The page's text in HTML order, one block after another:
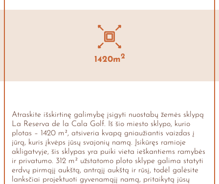
1420m2
Atraskite išskirtinę galimybę įsigyti nuostabų žemės sklypą
La Reserva de la Cala Golf. Iš šio miesto sklypo, kurio
plotas – 1420 m², atsiveria kvapą gniaužiantis vaizdas į
jūrą, kuris įkvėps jūsų svajonių namą. Įsikūręs ramioje
akligatvyje, šis sklypas yra puiki vieta ieškantiems ramybės
ir privatumo. 312 m² užstatomo ploto sklype galima statyti
erdvų pirmąjį aukštą, antrąjį aukštą ir rūsį, todėl galėsite
lanksčiai projektuoti gyvenamąjį namą, pritaikytą jūsų